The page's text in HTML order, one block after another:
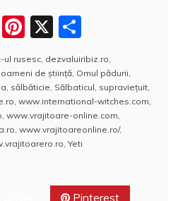
W Pi
er
e
st
X
a
rt
aj
e
a
ă
ul rusesc, dezvaluiribiz.ro,
oameni de ştiinţă, Omul pădurii,
, sălbăticie, Sălbaticul, supraviețuit,
, www.international-witches.com,
, www.vrajitoare-online.com,
, www.vrajitoareonline.ro/,
, Yeti
Pinterest